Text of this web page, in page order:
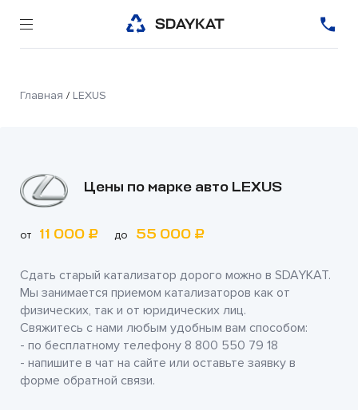
Главная / LEXUS
Цены по марке авто LEXUS
от 11 000 ₽ до 55 000 ₽
Сдать старый катализатор дорого можно в SDAYKAT.
Мы занимается приемом катализаторов как от
физических, так и от юридических лиц.
Свяжитесь с нами любым удобным вам способом:
- по бесплатному телефону 8 800 550 79 18
- напишите в чат на сайте или оставьте заявку в
форме обратной связи.